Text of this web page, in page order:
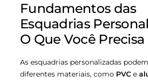
Fundamentos das
Esquadrias
O Que Você
As esquadrias personalizadas
diferentes materiais, como PVC e